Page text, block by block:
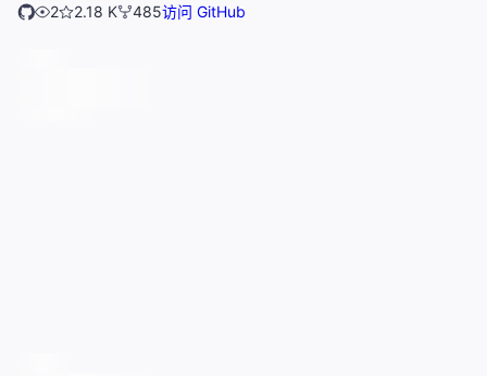
2
2.18 K 485访问 GitHub